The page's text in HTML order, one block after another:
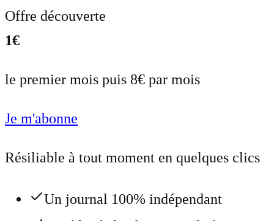
Offre découverte
1€
le premier mois puis 8€ par mois
Je m'abonne
Résiliable à tout moment en quelques clics
Un journal 100% indépendant